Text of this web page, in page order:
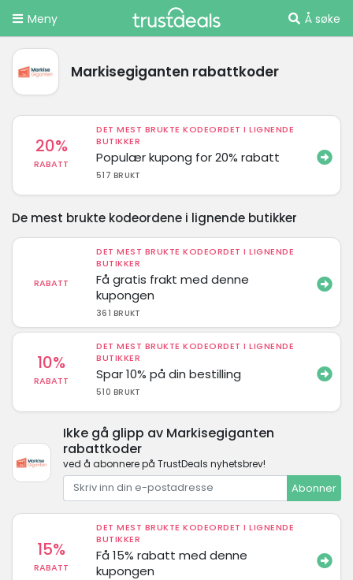
Meny Å søke
Markisegiganten rabattkoder
20%
RABATT
DET MEST BRUKTE KODEORDET I LIGNENDE
BUTIKKER
Populær kupong for 20% rabatt
517 BRUKT
De mest brukte kodeordene i lignende butikker
RABATT
DET MEST BRUKTE KODEORDET I LIGNENDE
BUTIKKER
Få gratis frakt med denne
kupongen
361 BRUKT
10%
RABATT
DET MEST BRUKTE KODEORDET I LIGNENDE
BUTIKKER
Spar 10% på din bestilling
510 BRUKT
Ikke gå glipp av Markisegiganten
rabattkoder
ved å abonnere på TrustDeals nyhetsbrev!
Abonner
15%
RABATT
DET MEST BRUKTE KODEORDET I LIGNENDE
BUTIKKER
Få 15% rabatt med denne
kupongen